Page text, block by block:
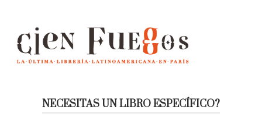
NECESITAS UN LIBRO ESPECÍFICO?